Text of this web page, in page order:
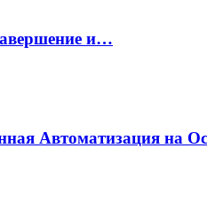
и…
Автоматизация на